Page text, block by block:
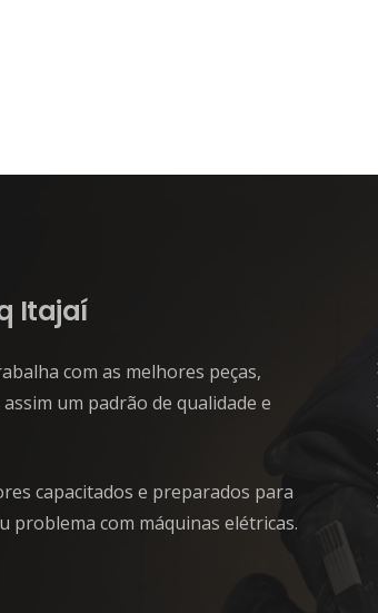
Itajaí
com as melhores peças,
um padrão de qualidade e
capacitados e preparados para
problema com máquinas elétricas.